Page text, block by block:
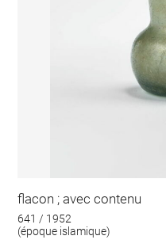
flacon ; avec contenu
641 / 1952
(époque islamique)